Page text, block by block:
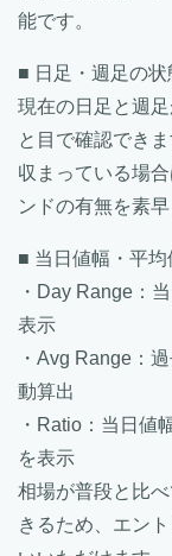
能です。
■ 日足・週足の状
現在の日足と週
と目で確認でき
収まっている場
ンドの有無を素
■ 当日値幅・平
・Day Range：
表示
・Avg Range：
動算出
・Ratio：当日値
を表示
相場が普段と比
きるため、エン